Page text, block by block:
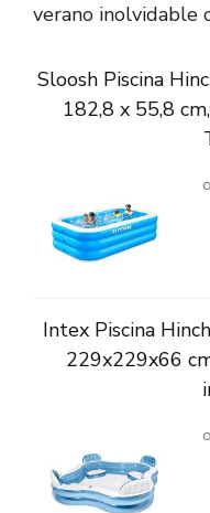
verano inolvidable
Sloosh Piscina
182,8 x 55,8
Intex Piscina
229x229x66